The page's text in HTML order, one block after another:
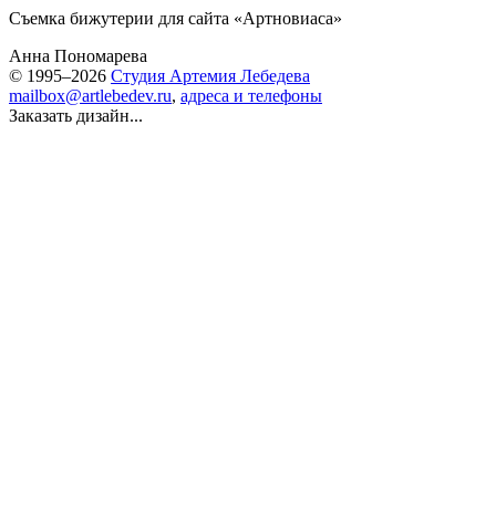
Съемка бижутерии для сайта «Артновиаса»
Анна Пономарева
© 1995–2026 Студия Артемия Лебедева
mailbox@artlebedev.ru, адреса и телефоны
Заказать дизайн...